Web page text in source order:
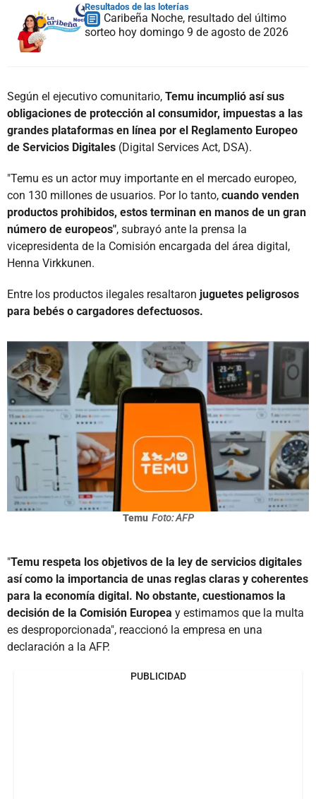
Resultados de las loterías
Caribeña Noche, resultado del último
sorteo hoy domingo 9 de agosto de 2026
Según el ejecutivo comunitario, Temu incumplió así sus
obligaciones de protección al consumidor, impuestas a las
grandes plataformas en línea por el Reglamento Europeo
de Servicios Digitales (Digital Services Act, DSA).
"Temu es un actor muy importante en el mercado europeo,
con 130 millones de usuarios. Por lo tanto, cuando venden
productos prohibidos, estos terminan en manos de un gran
número de europeos", subrayó ante la prensa la
vicepresidenta de la Comisión encargada del área digital,
Henna Virkkunen.
Entre los productos ilegales resaltaron juguetes peligrosos
para bebés o cargadores defectuosos.
Temu Foto: AFP
"Temu respeta los objetivos de la ley de servicios digitales
así como la importancia de unas reglas claras y coherentes
para la economía digital. No obstante, cuestionamos la
decisión de la Comisión Europea y estimamos que la multa
es desproporcionada", reaccionó la empresa en una
declaración a la AFP.
PUBLICIDAD